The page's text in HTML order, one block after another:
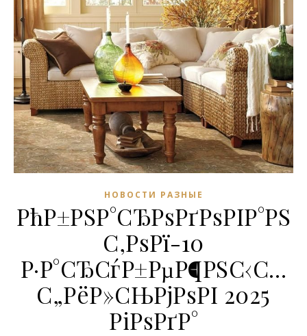
НОВОСТИ РАЗНЫЕ
РћР±РЅР°СЂРѕРґРѕРІР°РЅ
С‚РѕРї-10
Р·Р°СЂСѓР±РµР¶РЅС‹С…
С„РёР»СЊРјРѕРІ 2025
РіРѕРґР°